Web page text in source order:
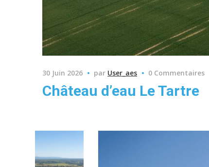
30 Juin 2026 par User_aes 0 Commentaires
Château d’eau Le Tartre